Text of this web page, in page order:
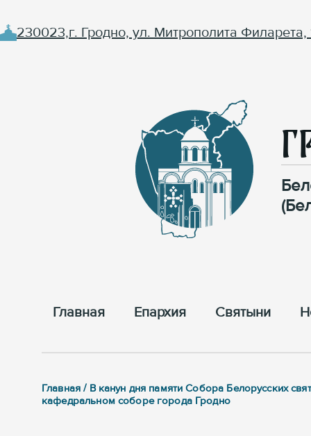
230023,г. Гродно, ул. Митрополита Филарета,
Главная Епархия Cвятыни
Главная / В канун дня памяти Собора Белорусских
кафедральном соборе города Гродно